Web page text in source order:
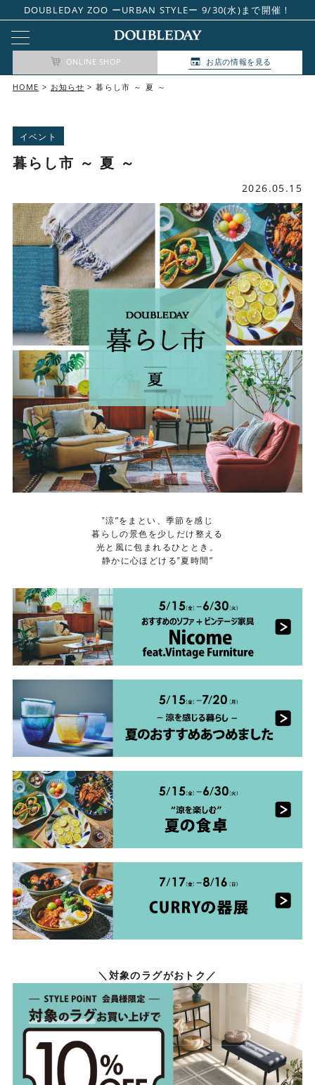
DOUBLEDAY ZOO ーURBAN STYLEー 9/30(水)まで開催！
ONLINE SHOP お店の情報を見る
HOME お知らせ 暮らし市 ～ 夏 ～
イベント
暮らし市 ～ 夏 ～
2026.05.15
‟涼”をまとい、季節を感じ
暮らしの景色を少しだけ整える
光と風に包まれるひととき。
静かに心ほどける‟夏時間”
＼対象のラグがおトク／